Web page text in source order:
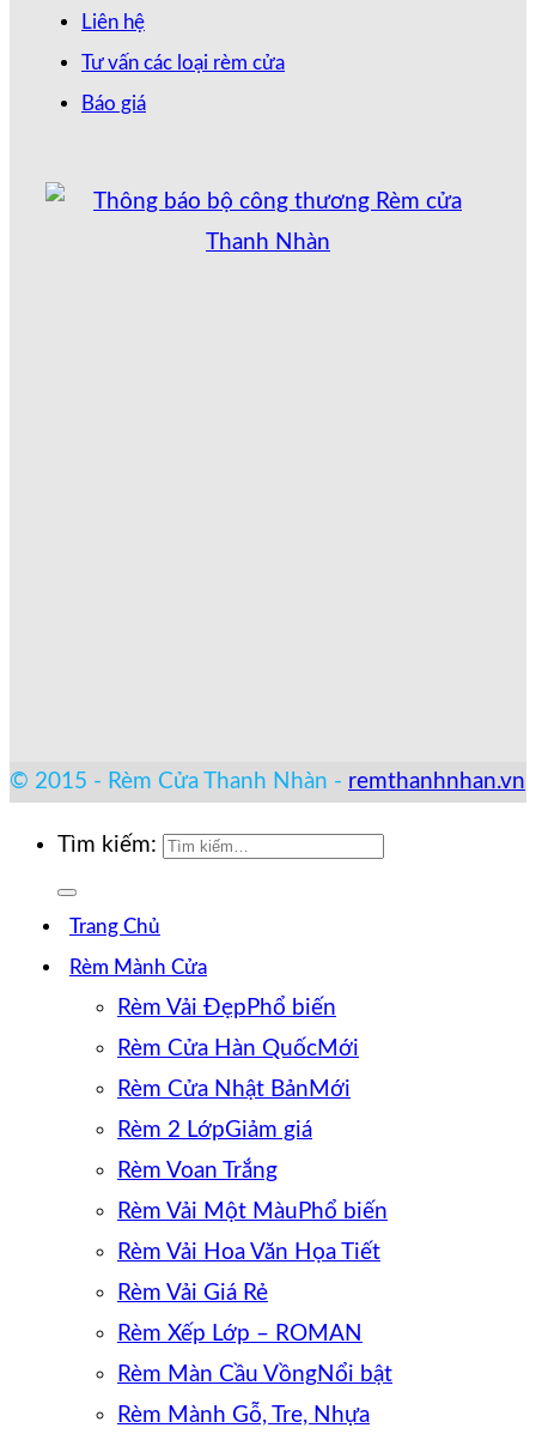
Liên hệ
Tư vấn các loại rèm cửa
Báo giá
© 2015 - Rèm Cửa Thanh Nhàn - remthanhnhan.vn
Tìm kiếm:
Trang Chủ
Rèm Mành Cửa
Rèm Vải Đẹp
Rèm Cửa Hàn Quốc
Rèm Cửa Nhật Bản
Rèm 2 Lớp
Rèm Voan Trắng
Rèm Vải Một Màu
Rèm Vải Hoa Văn Họa Tiết
Rèm Vải Giá Rẻ
Rèm Xếp Lớp – ROMAN
Rèm Màn Cầu Vồng
Rèm Mành Gỗ, Tre, Nhựa